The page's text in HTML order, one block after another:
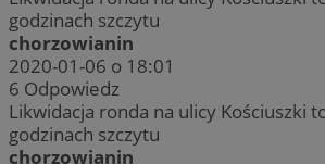
godzinach szczytu
chorzowianin
2020-01-06 o 18:01
6 Odpowiedz
Likwidacja ronda na ulicy Kościuszki
godzinach szczytu
chorzowianin